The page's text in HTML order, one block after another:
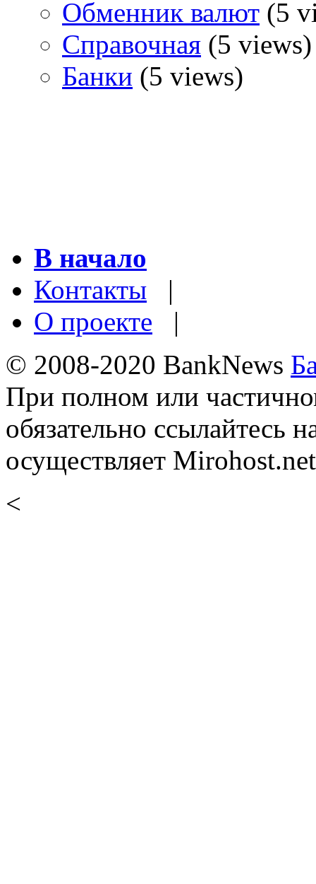
Обменник валют (5
Справочная (5 views)
Банки (5 views)
В начало
Контакты |
О проекте |
© 2008-2020 BankNews
При полном или
обязательно ссылайтесь
осуществляет
<